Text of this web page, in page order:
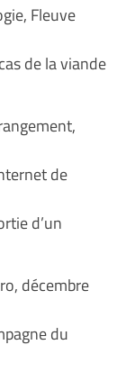
Fleuve
de la viande
de
d’un
décembre
du